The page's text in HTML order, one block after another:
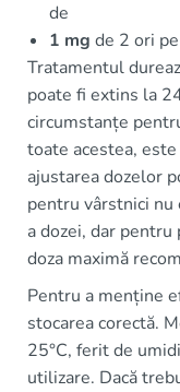
de
1 mg de 2 ori
Tratamentul
poate fi extins la
circumstanțe
toate acestea,
ajustarea dozelor
pentru vârstnici nu
a dozei, dar
doza maximă
Pentru a menține
stocarea corectă.
25°C, ferit de
utilizare. Dacă